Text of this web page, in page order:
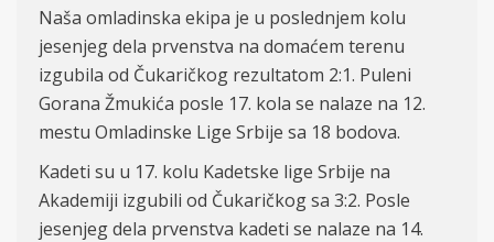
Naša omladinska ekipa je u poslednjem kolu
jesenjeg dela prvenstva na domaćem terenu
izgubila od Čukaričkog rezultatom 2:1. Puleni
Gorana Žmukića posle 17. kola se nalaze na 12.
mestu Omladinske Lige Srbije sa 18 bodova.
Kadeti su u 17. kolu Kadetske lige Srbije na
Akademiji izgubili od Čukaričkog sa 3:2. Posle
jesenjeg dela prvenstva kadeti se nalaze na 14.